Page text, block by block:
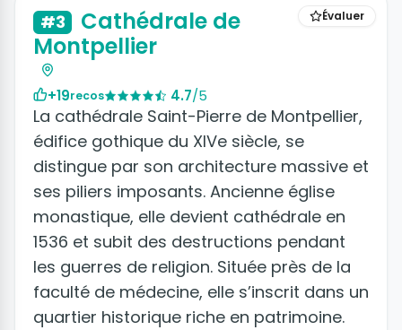
Évaluer
#3
Cathédrale de
Montpellier
+19recos 4.7/5
La cathédrale Saint-Pierre de Montpellier,
édifice gothique du XIVe siècle, se
distingue par son architecture massive et
ses piliers imposants. Ancienne église
monastique, elle devient cathédrale en
1536 et subit des destructions pendant
les guerres de religion. Située près de la
faculté de médecine, elle s’inscrit dans un
quartier historique riche en patrimoine.